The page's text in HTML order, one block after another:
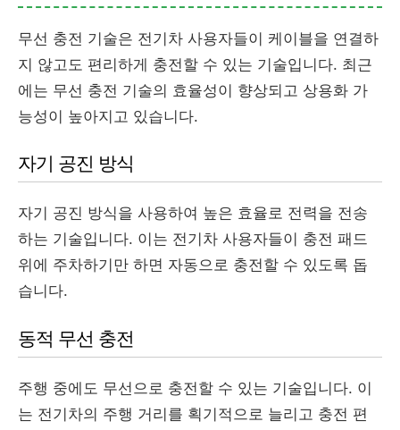
무선 충전 기술은 전기차 사용자들이 케이블을 연결하
지 않고도 편리하게 충전할 수 있는 기술입니다. 최근
에는 무선 충전 기술의 효율성이 향상되고 상용화 가
능성이 높아지고 있습니다.
자기 공진 방식
자기 공진 방식을 사용하여 높은 효율로 전력을 전송
하는 기술입니다. 이는 전기차 사용자들이 충전 패드
위에 주차하기만 하면 자동으로 충전할 수 있도록 돕
습니다.
동적 무선 충전
주행 중에도 무선으로 충전할 수 있는 기술입니다. 이
는 전기차의 주행 거리를 획기적으로 늘리고 충전 편